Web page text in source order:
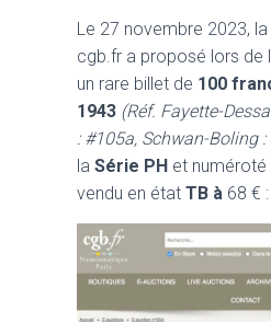
Le 27 novembre 2023,
cgb.fr a proposé lors de
un rare billet de 100
1943 (Réf. Fayette-
: #105a, Schwan-Boling
la Série PH et numéroté
vendu en état TB à 68 € :